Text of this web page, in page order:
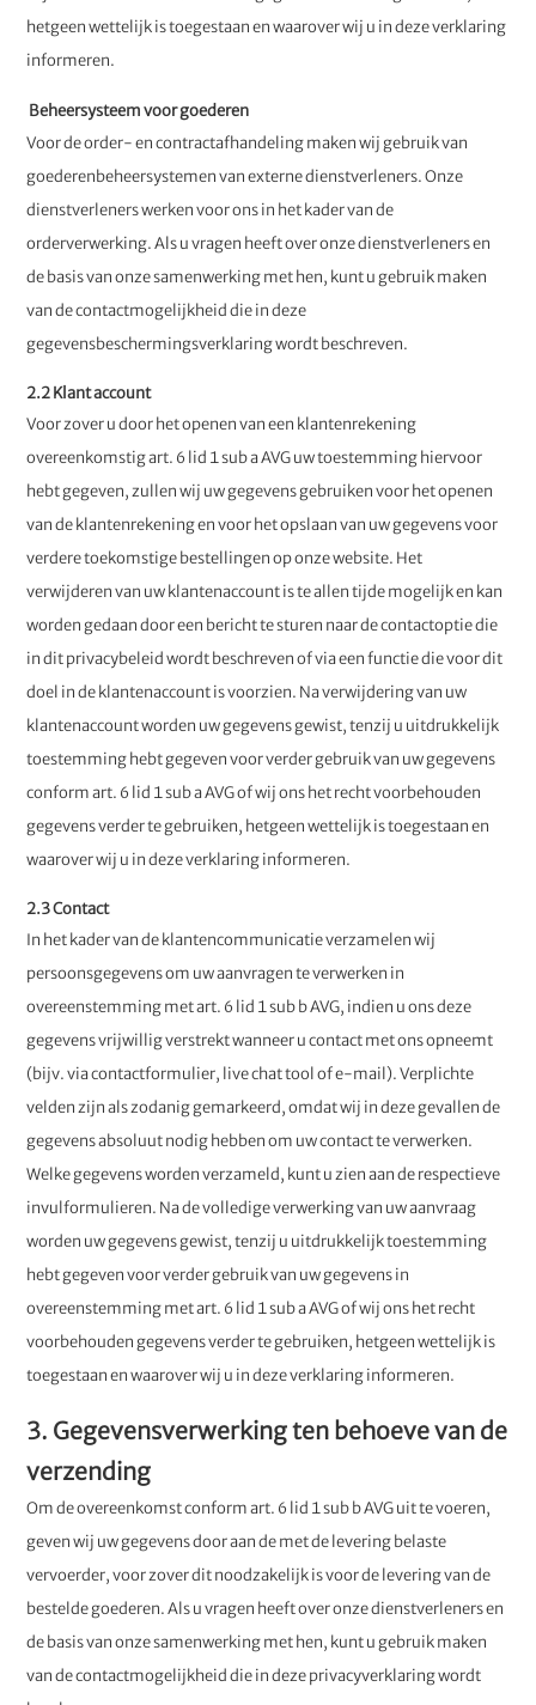
hetgeen wettelijk is toegestaan en waarover wij u in deze verklaring
informeren.
Beheersysteem voor goederen
Voor de order- en contractafhandeling maken wij gebruik van
goederenbeheersystemen van externe dienstverleners. Onze
dienstverleners werken voor ons in het kader van de
orderverwerking. Als u vragen heeft over onze dienstverleners en
de basis van onze samenwerking met hen, kunt u gebruik maken
van de contactmogelijkheid die in deze
gegevensbeschermingsverklaring wordt beschreven.
2.2 Klant account
Voor zover u door het openen van een klantenrekening
overeenkomstig art. 6 lid 1 sub a AVG uw toestemming hiervoor
hebt gegeven, zullen wij uw gegevens gebruiken voor het openen
van de klantenrekening en voor het opslaan van uw gegevens voor
verdere toekomstige bestellingen op onze website. Het
verwijderen van uw klantenaccount is te allen tijde mogelijk en kan
worden gedaan door een bericht te sturen naar de contactoptie die
in dit privacybeleid wordt beschreven of via een functie die voor dit
doel in de klantenaccount is voorzien. Na verwijdering van uw
klantenaccount worden uw gegevens gewist, tenzij u uitdrukkelijk
toestemming hebt gegeven voor verder gebruik van uw gegevens
conform art. 6 lid 1 sub a AVG of wij ons het recht voorbehouden
gegevens verder te gebruiken, hetgeen wettelijk is toegestaan en
waarover wij u in deze verklaring informeren.
2.3 Contact
In het kader van de klantencommunicatie verzamelen wij
persoonsgegevens om uw aanvragen te verwerken in
overeenstemming met art. 6 lid 1 sub b AVG, indien u ons deze
gegevens vrijwillig verstrekt wanneer u contact met ons opneemt
(bijv. via contactformulier, live chat tool of e-mail). Verplichte
velden zijn als zodanig gemarkeerd, omdat wij in deze gevallen de
gegevens absoluut nodig hebben om uw contact te verwerken.
Welke gegevens worden verzameld, kunt u zien aan de respectieve
invulformulieren. Na de volledige verwerking van uw aanvraag
worden uw gegevens gewist, tenzij u uitdrukkelijk toestemming
hebt gegeven voor verder gebruik van uw gegevens in
overeenstemming met art. 6 lid 1 sub a AVG of wij ons het recht
voorbehouden gegevens verder te gebruiken, hetgeen wettelijk is
toegestaan en waarover wij u in deze verklaring informeren.
3. Gegevensverwerking ten behoeve van de
verzending
Om de overeenkomst conform art. 6 lid 1 sub b AVG uit te voeren,
geven wij uw gegevens door aan de met de levering belaste
vervoerder, voor zover dit noodzakelijk is voor de levering van de
bestelde goederen. Als u vragen heeft over onze dienstverleners en
de basis van onze samenwerking met hen, kunt u gebruik maken
van de contactmogelijkheid die in deze privacyverklaring wordt